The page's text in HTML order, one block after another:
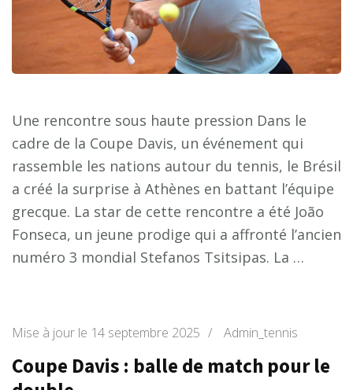
Une rencontre sous haute pression Dans le
cadre de la Coupe Davis, un événement qui
rassemble les nations autour du tennis, le Brésil
a créé la surprise à Athènes en battant l’équipe
grecque. La star de cette rencontre a été João
Fonseca, un jeune prodige qui a affronté l’ancien
numéro 3 mondial Stefanos Tsitsipas. La …
Mise à jour le 14 septembre 2025 / Admin_tennis
Coupe Davis : balle de match pour le